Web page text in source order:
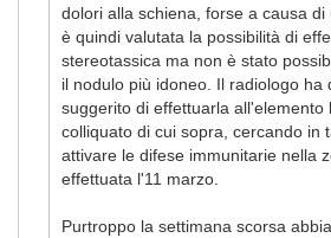
dolori alla schiena, forse a causa di
è quindi valutata la possibilità di
stereotassica ma non è stato
il nodulo più idoneo. Il radiologo ha
suggerito di effettuarla all'elemento
colliquato di cui sopra, cercando in
attivare le difese immunitarie nella
effettuata l'11 marzo.
Purtroppo la settimana scorsa